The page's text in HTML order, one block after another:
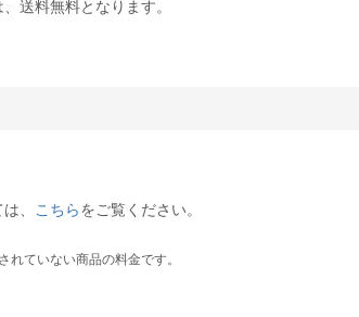
送料無料となります。
、 こちらをご覧ください。
ていない商品の料金です。